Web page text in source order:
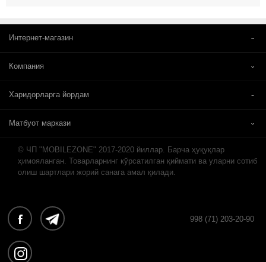
Интернет-магазин
Компания
Харидорларга йордам
Матбуот маркази
© ЧП "MOBILEZONE" 2017-2020 йиллар. Барча ҳуқуқлар
ҳимояланган. Товарларнинг кўрсатилган қиймати ва уларни сотиб
олиш шартлари жорий санага амал қилади.
998 (71) 203-20-90